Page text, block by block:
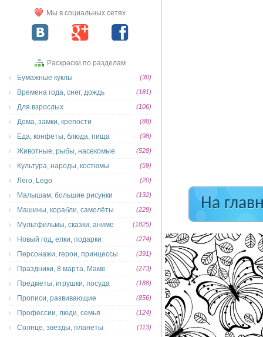
На
Мы в социальных сетях
Раскраски по разделам
Бумажные куклы
(30)
Времена года, снег, дождь (181)
Для взрослых (106)
Дома, замки, крепости (88)
Еда, конфеты, блюда, пища (98)
Животные, рыбы, насекомые (528)
Культура, народы, костюмы (59)
Лего, Lego (20)
Малышам, большие рисунки (132)
Машины, корабли, самолёты (229)
Мультфильмы, сказки, аниме (1825)
Новый год, елки, подарки (274)
Персонажи, герои, принцессы (391)
Праздники, 8 марта, Маме (273)
Предметы, игрушки, посуда (188)
Прописи, развивающие (856)
Профессии, люди, семья (124)
Солнце, звёзды, планеты (113)